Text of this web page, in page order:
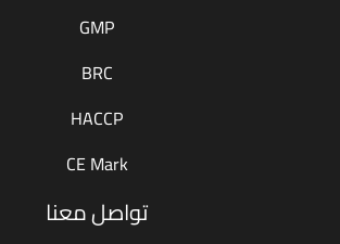
GMP
BRC
HACCP
CE Mark
تواصل معنا